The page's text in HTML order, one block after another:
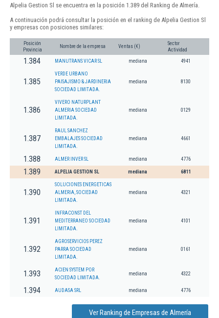
Alpelia Gestion Sl se encuentra en la posición 1.389 del Ranking de Almería.
A continuación podrá consultar la posición en el ranking de Alpelia Gestion Sl
y empresas con posiciones similares:
Posición
Provincia
Nombre de la empresa Ventas (€)
Sector
Actividad
1.384 MANUTRANS VICAR SL mediana 4941
1.385
VERDE URBANO
PAISAJISMO & JARDINERIA
SOCIEDAD LIMITADA.
mediana 8130
1.386
VIVERO NATURPLANT
ALMERIA SOCIEDAD
LIMITADA.
mediana 0129
1.387
RAUL SANCHEZ
EMBALAJES SOCIEDAD
LIMITADA.
mediana 4661
1.388 ALMER INVER SL mediana 4776
1.389 ALPELIA GESTION SL mediana 6811
1.390
SOLUCIONES ENERGETICAS
ALMERIA, SOCIEDAD
LIMITADA.
mediana 4321
1.391
INFRACONST DEL
MEDITERRANEO SOCIEDAD
LIMITADA.
mediana 4101
1.392
AGROSERVICIOS PEREZ
PARRA SOCIEDAD
LIMITADA.
mediana 0161
1.393
ACIEN SYSTEM POR
SOCIEDAD LIMITADA.
mediana 4322
1.394 AUDASA SRL mediana 4776
Ver Ranking de Empresas de Almería